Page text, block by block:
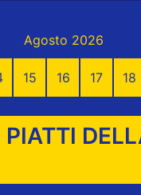
Agosto 2026
15 16 17 18
PIATTI